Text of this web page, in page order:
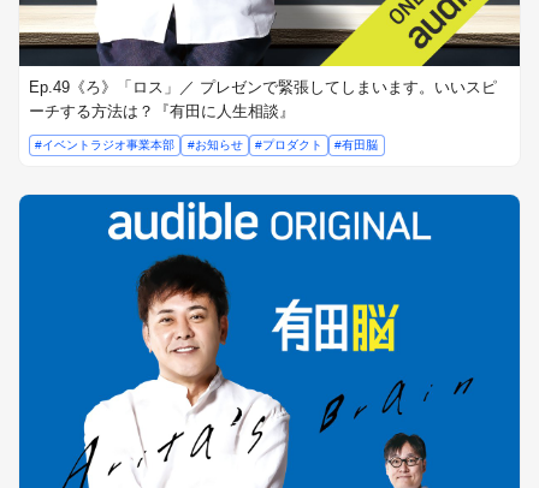
Ep.49《ろ》「ロス」／ プレゼンで緊張してしまいます。いいスピ
ーチする方法は？『有田に人生相談』
#イベントラジオ事業本部 #お知らせ #プロダクト #有田脳